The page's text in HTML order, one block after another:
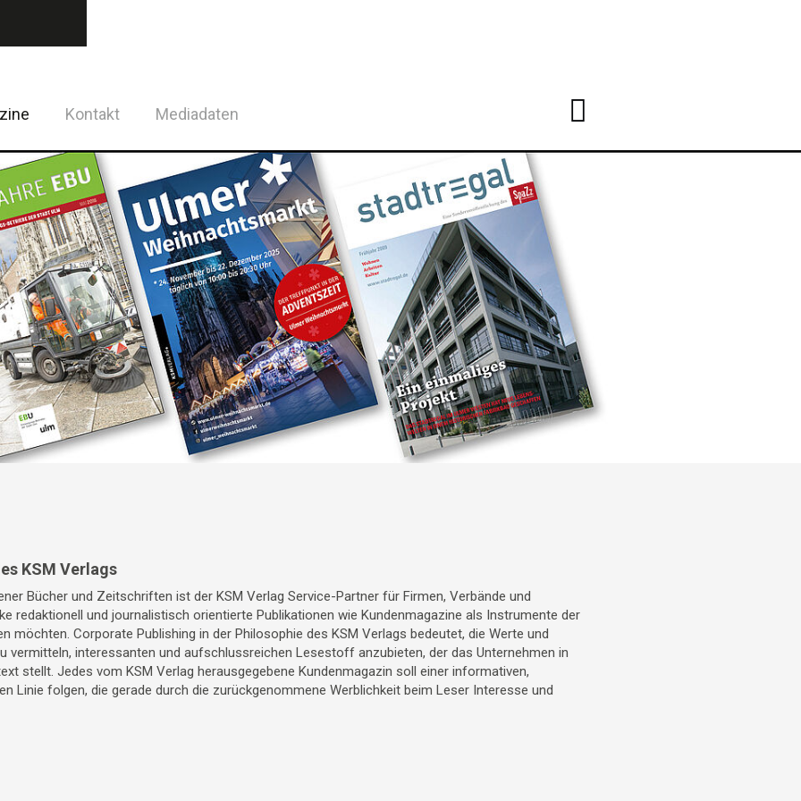
Kontakt Mediadaten
KSM Verlags
Bücher und Zeitschriften ist der KSM Verlag Service-Partner für Firmen, Verbände und
redaktionell und journalistisch orientierte Publikationen wie Kundenmagazine als Instrumente der
möchten. Corporate Publishing in der Philosophie des KSM Verlags bedeutet, die Werte und
vermitteln, interessanten und aufschlussreichen Lesestoff anzubieten, der das Unternehmen in
stellt. Jedes vom KSM Verlag herausgegebene Kundenmagazin soll einer informativen,
Linie folgen, die gerade durch die zurückgenommene Werblichkeit beim Leser Interesse und